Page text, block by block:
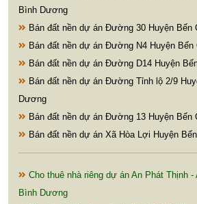
Bình Dương
Bán đất nền dự án Đường 30 Huyện Bến
Bán đất nền dự án Đường N4 Huyện
Bán đất nền dự án Đường D14 Huyện
Bán đất nền dự án Đường Tỉnh lộ 2/9
Dương
Bán đất nền dự án Đường 13 Huyện Bến
Bán đất nền dự án Xã Hòa Lợi Huyện
Cho thuê nhà riêng dự án An Phát Thịnh
Bình Dương